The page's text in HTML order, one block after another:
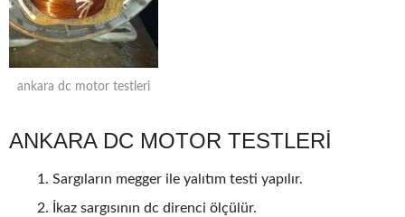
ankara dc motor testleri
ANKARA DC MOTOR TESTLERİ
Sargıların megger ile yalıtım testi yapılır.
İkaz sargısının dc direnci ölçülür.